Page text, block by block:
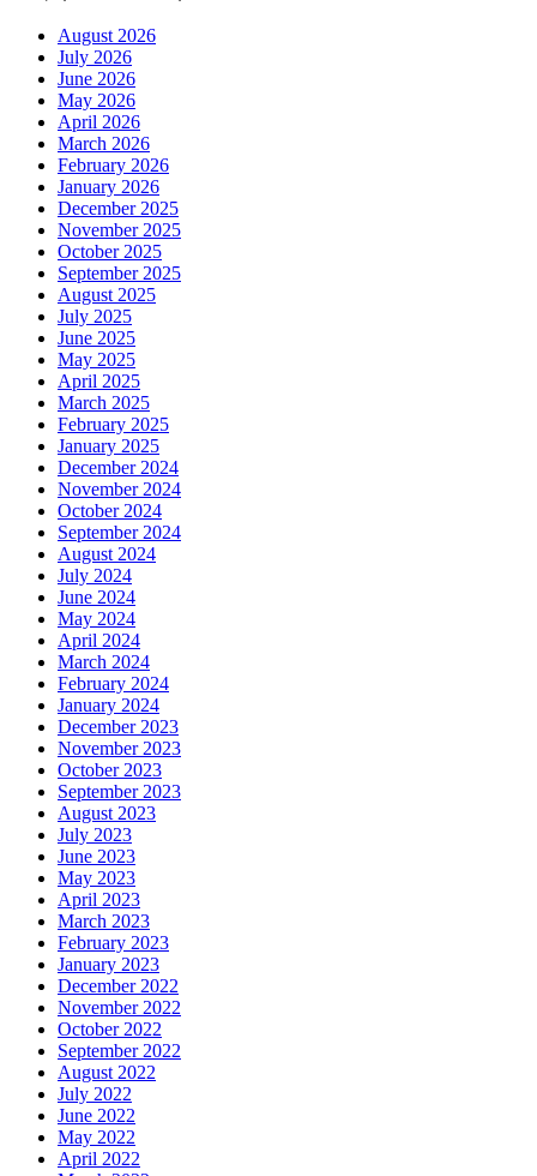
August 2026
July 2026
June 2026
May 2026
April 2026
March 2026
February 2026
January 2026
December 2025
November 2025
October 2025
September 2025
August 2025
July 2025
June 2025
May 2025
April 2025
March 2025
February 2025
January 2025
December 2024
November 2024
October 2024
September 2024
August 2024
July 2024
June 2024
May 2024
April 2024
March 2024
February 2024
January 2024
December 2023
November 2023
October 2023
September 2023
August 2023
July 2023
June 2023
May 2023
April 2023
March 2023
February 2023
January 2023
December 2022
November 2022
October 2022
September 2022
August 2022
July 2022
June 2022
May 2022
April 2022